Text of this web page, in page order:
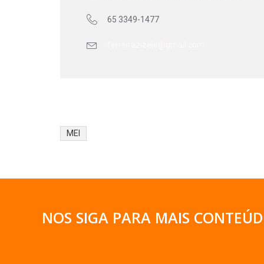
65 3349-1477
MEI
NOS SIGA PARA MAIS